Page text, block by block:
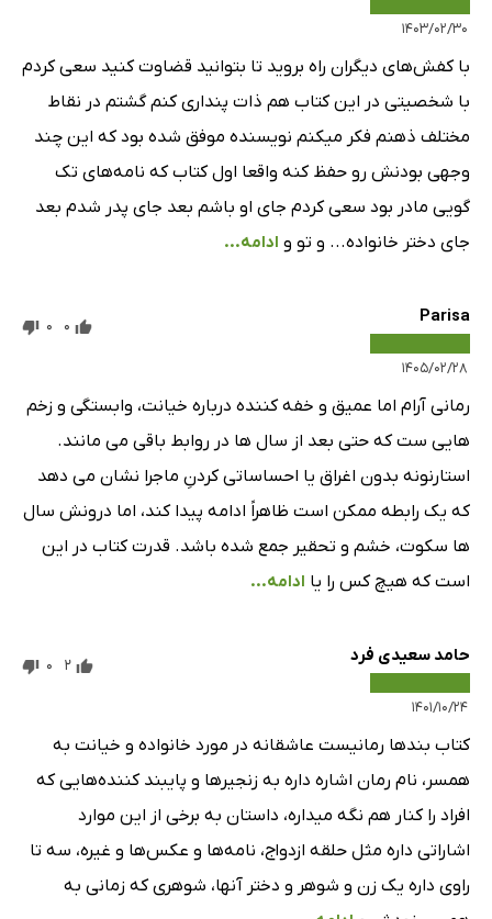
۱۴۰۳/۰۲/۳۰
با کفش‌های دیگران راه بروید تا بتوانید قضاوت کنید سعی کردم
با شخصیتی در این کتاب هم ذات پنداری کنم گشتم در نقاط
مختلف ذهنم فکر میکنم نویسنده موفق شده بود که این چند
وجهی بودنش رو حفظ کنه واقعا اول کتاب که نامه‌های تک
گویی مادر بود سعی کردم جای او باشم بعد جای پدر شدم بعد
جای دختر خانواده... و تو و ادامه...
Parisa
۱۴۰۵/۰۲/۲۸
0
0
رمانی آرام اما عمیق و خفه کننده درباره خیانت، وابستگی و زخم
هایی ست که حتی بعد از سال ها در روابط باقی می مانند.
استارنونه بدون اغراق یا احساساتی کردنِ ماجرا نشان می دهد
که یک رابطه ممکن است ظاهراً ادامه پیدا کند، اما درونش سال
ها سکوت، خشم و تحقیر جمع شده باشد. قدرت کتاب در این
است که هیچ کس را یا ادامه...
حامد سعیدی فرد
۱۴۰۱/۱۰/۲۴
2
0
کتاب بند‌ها رمانیست عاشقانه در مورد خانواده و خیانت به
همسر، نام رمان اشاره داره به زنجیر‌ها و پایبند کننده‌هایی که
افراد را کنار هم نگه میداره، داستان به برخی از این موارد
اشاراتی داره مثل حلقه ازدواج، نامه‌ها و عکس‌ها و غیره، سه تا
راوی داره یک زن و شوهر و دختر آنها، شوهری که زمانی به